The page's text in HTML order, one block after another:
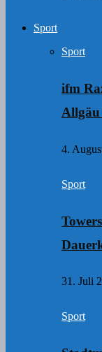
Sport
Sport
ifm
Allgäu
4.
Sport
31. Juli
Sport